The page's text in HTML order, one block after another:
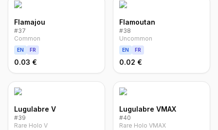
Flamajou
#37
Common
EN FR
0.03 €
Flamoutan
#38
Uncommon
EN FR
0.02 €
Lugulabre V
#39
Rare Holo V
Lugulabre VMAX
#40
Rare Holo VMAX